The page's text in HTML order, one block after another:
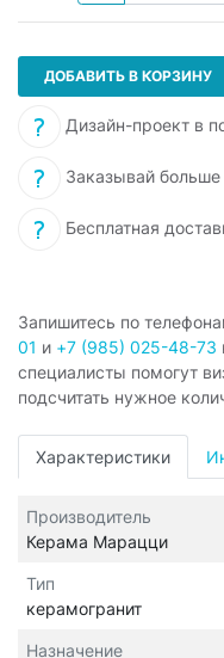
ДОБАВИТЬ В КОРЗИНУ
Дизайн-проект в
Заказывай
Бесплатная
Запишитесь по
01 и +7 (985) 025-48-73
специалисты помогут
подсчитать нужное
Характеристики
Производитель
Керама Марацци
Тип
керамогранит
Назначение